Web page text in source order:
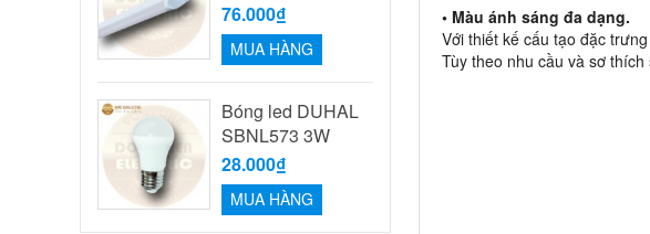
• Màu ánh sáng đa dạng.
Với thiết kế cấu tạo đặc
Tùy theo nhu cầu và sơ
76.000₫
MUA HÀNG
Bóng led DUHAL
SBNL573 3W
28.000₫
MUA HÀNG